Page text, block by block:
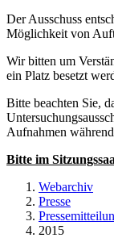
Der Ausschuss
Möglichkeit von
Wir bitten um
ein Platz besetzt
Bitte beachten Sie,
Aufnahmen
Bitte im
Webarchiv
Presse
2015